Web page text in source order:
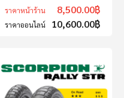
ราคาหน้าร้าน 8,500.00฿
ราคาออนไลน์ 10,600.00฿